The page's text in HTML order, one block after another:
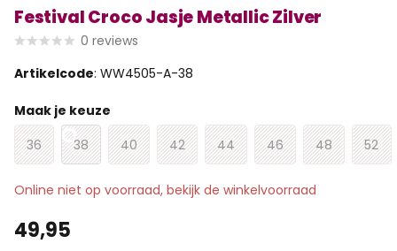
Festival Croco Jasje Metallic Zilver
0 reviews
Artikelcode: WW4505-A-38
Maak je keuze
36
38 40 42 44 46 48 52
Online niet op voorraad, bekijk de winkelvoorraad
49,95